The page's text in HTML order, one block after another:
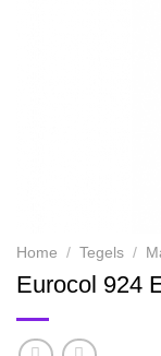
Home / Tegels /
Eurocol 924